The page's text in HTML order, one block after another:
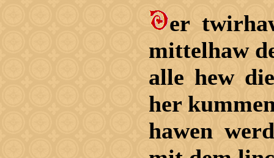
er
mittelhaw
alle hew
her
hawen